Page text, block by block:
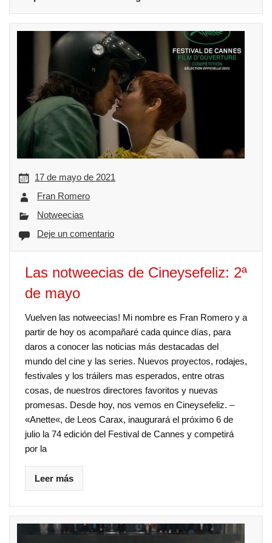
17 de mayo de 2021
Fran Romero
Notweecias
Deje un comentario
Las notweecias de Cineysefeliz: 2ª
de mayo
Vuelven las notweecias! Mi nombre es Fran Romero y a
partir de hoy os acompañaré cada quince días, para
daros a conocer las noticias más destacadas del
mundo del cine y las series. Nuevos proyectos, rodajes,
festivales y los tráilers mas esperados, entre otras
cosas, de nuestros directores favoritos y nuevas
promesas. Desde hoy, nos vemos en Cineysefeliz. –
«Anette«, de Leos Carax, inaugurará el próximo 6 de
julio la 74 edición del Festival de Cannes y competirá
por la
Leer más